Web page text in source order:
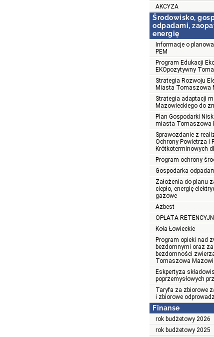
AKCYZA
Środowisko,
odpadami,
energię
Informacje o
PEM
Program Edukacji
EKOpozytywny
Strategia Rozwoju
Miasta Tomaszowa
Strategia adaptacji
Mazowieckiego do
Plan Gospodarki
miasta Tomaszowa
Sprawozdanie z
Ochrony Powietrza i
Krótkoterminowych
Program ochrony
Gospodarka
Założenia do planu
ciepło, energię
gazowe
Azbest
OPŁATA
Koła Łowieckie
Program opieki nad
bezdomnymi oraz
bezdomności
Tomaszowa
Eskpertyza
poprzemysłowych
Taryfa za zbiorowe
i zbiorowe
Finanse
rok budżetowy 2026
rok budżetowy 2025